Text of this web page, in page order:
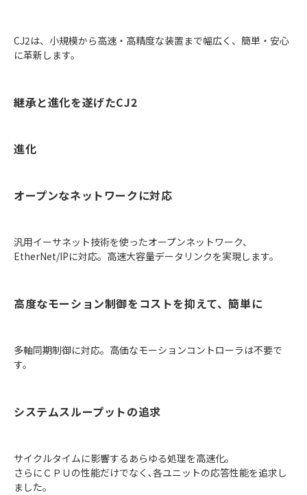
CJ2は、小規模から高速・高精度な装置まで幅広く、簡単・安心
に革新します。
継承と進化を遂げたCJ2
進化
オープンなネットワークに対応
汎用イーサネット技術を使ったオープンネットワーク、
EtherNet/IPに対応。高速大容量データリンクを実現します。
高度なモーション制御をコストを抑えて、簡単に
多軸同期制御に対応。高価なモーションコントローラは不要で
す。
システムスループットの追求
サイクルタイムに影響するあらゆる処理を高速化。
さらにＣＰＵの性能だけでなく､各ユニットの応答性能を追求し
ました。